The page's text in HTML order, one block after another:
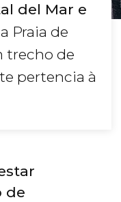
del Mar e
a Praia de
trecho de
pertencia à
de